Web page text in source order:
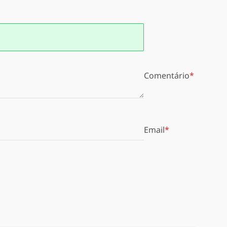
Comentário
Email